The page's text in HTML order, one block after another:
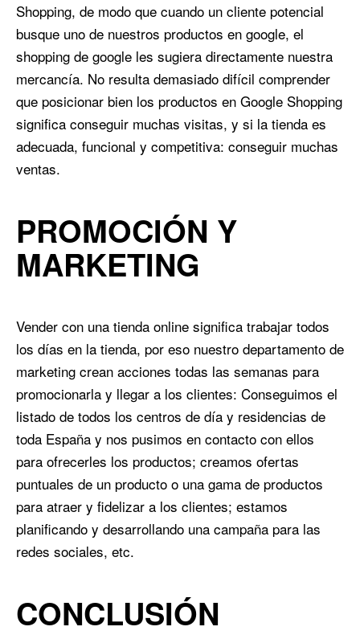
Shopping, de modo que cuando un cliente potencial
busque uno de nuestros productos en google, el
shopping de google les sugiera directamente nuestra
mercancía. No resulta demasiado difícil comprender
que posicionar bien los productos en Google Shopping
significa conseguir muchas visitas, y si la tienda es
adecuada, funcional y competitiva: conseguir muchas
ventas.
PROMOCIÓN Y
MARKETING
Vender con una tienda online significa trabajar todos
los días en la tienda, por eso nuestro departamento de
marketing crean acciones todas las semanas para
promocionarla y llegar a los clientes: Conseguimos el
listado de todos los centros de día y residencias de
toda España y nos pusimos en contacto con ellos
para ofrecerles los productos; creamos ofertas
puntuales de un producto o una gama de productos
para atraer y fidelizar a los clientes; estamos
planificando y desarrollando una campaña para las
redes sociales, etc.
CONCLUSIÓN